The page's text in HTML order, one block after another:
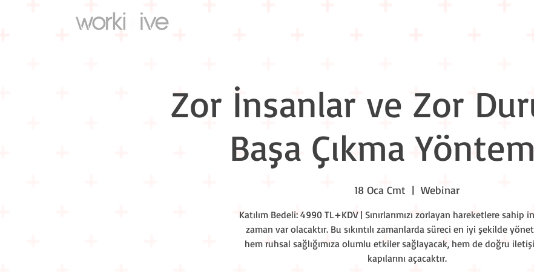
Zor İnsanlar ve Zor
Başa Çıkma
18 Oca Cmt
  |
Webinar
Katılım Bedeli: 4990 TL+KDV | Sınırlarımızı zorlayan hareketlere sahip
zaman var olacaktır. Bu sıkıntılı zamanlarda süreci en iyi şekilde
hem ruhsal sağlığımıza olumlu etkiler sağlayacak, hem de doğru
kapılarını açacaktır.